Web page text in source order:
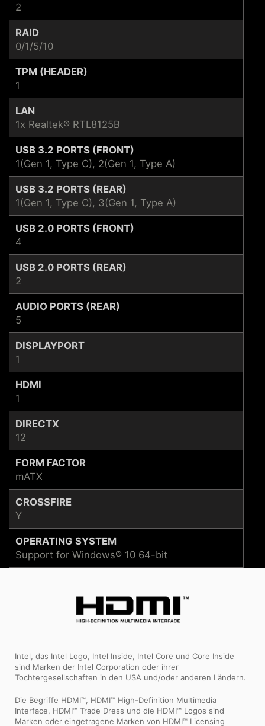
2
RAID
0/1/5/10
TPM (HEADER)
1
LAN
1x Realtek® RTL8125B
USB 3.2 PORTS (FRONT)
1(Gen 1, Type C), 2(Gen 1, Type A)
USB 3.2 PORTS (REAR)
1(Gen 1, Type C), 3(Gen 1, Type A)
USB 2.0 PORTS (FRONT)
4
USB 2.0 PORTS (REAR)
2
AUDIO PORTS (REAR)
5
DISPLAYPORT
1
HDMI
1
DIRECTX
12
FORM FACTOR
mATX
CROSSFIRE
Y
OPERATING SYSTEM
Support for Windows® 10 64-bit
Intel, das Intel Logo, Intel Inside, Intel Core und Core Inside
sind Marken der Intel Corporation oder ihrer
Tochtergesellschaften in den USA und/oder anderen Ländern.
Die Begriffe HDMI™, HDMI™ High-Definition Multimedia
Interface, HDMI™ Trade Dress und die HDMI™ Logos sind
Marken oder eingetragene Marken von HDMI™ Licensing